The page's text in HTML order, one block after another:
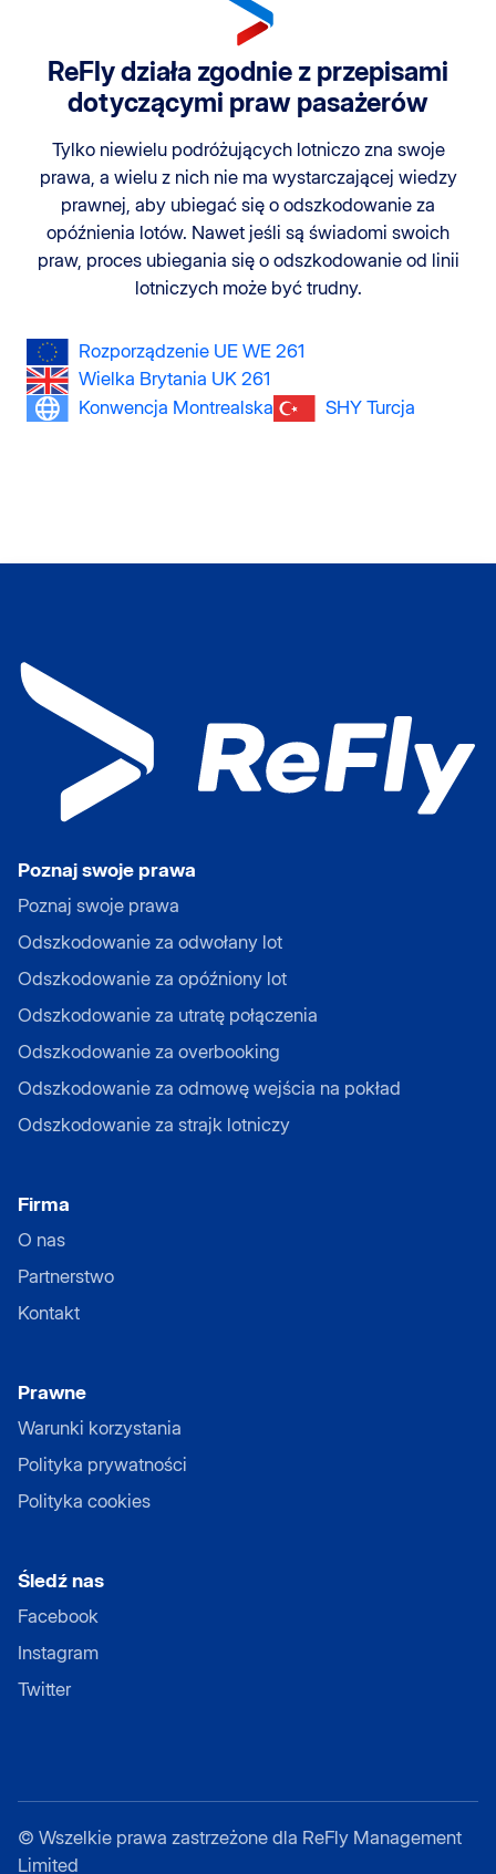
ReFly działa zgodnie z przepisami
dotyczącymi praw pasażerów
Tylko niewielu podróżujących lotniczo zna swoje
prawa, a wielu z nich nie ma wystarczającej wiedzy
prawnej, aby ubiegać się o odszkodowanie za
opóźnienia lotów. Nawet jeśli są świadomi swoich
praw, proces ubiegania się o odszkodowanie od linii
lotniczych może być trudny.
Rozporządzenie UE WE 261
Wielka Brytania UK 261
Konwencja Montrealska
SHY Turcja
Poznaj swoje prawa
Poznaj swoje prawa
Odszkodowanie za odwołany lot
Odszkodowanie za opóźniony lot
Odszkodowanie za utratę połączenia
Odszkodowanie za overbooking
Odszkodowanie za odmowę wejścia na pokład
Odszkodowanie za strajk lotniczy
Firma
O nas
Partnerstwo
Kontakt
Prawne
Warunki korzystania
Polityka prywatności
Polityka cookies
Śledź nas
Facebook
Instagram
Twitter
© Wszelkie prawa zastrzeżone dla ReFly Management
Limited